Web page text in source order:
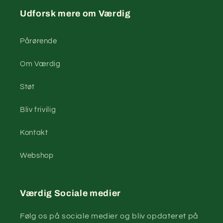
Udforsk mere om Værdig
Pårørende
Om Værdig
Støt
Bliv frivilig
Kontakt
Webshop
Værdig Sociale medier
Følg os på sociale medier og bliv opdateret på